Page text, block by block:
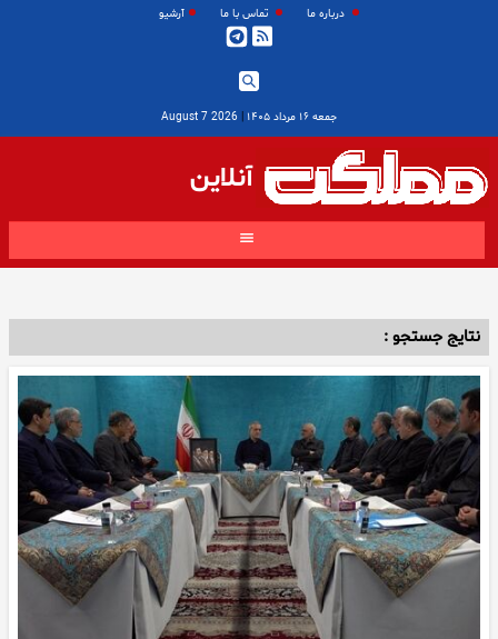
درباره ما تماس با ما آرشیو
جمعه ۱۶ مرداد ۱۴۰۵ |
2026 August 7
آنلاین
نتایج جستجو :